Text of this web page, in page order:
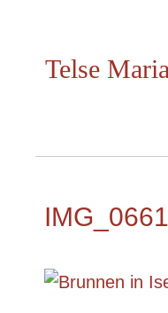
springenTelse
IMG_0661